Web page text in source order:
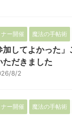
ー開催 魔法の手帖術
加してよかった
ただきました
8/2
ー開催 魔法の手帖術